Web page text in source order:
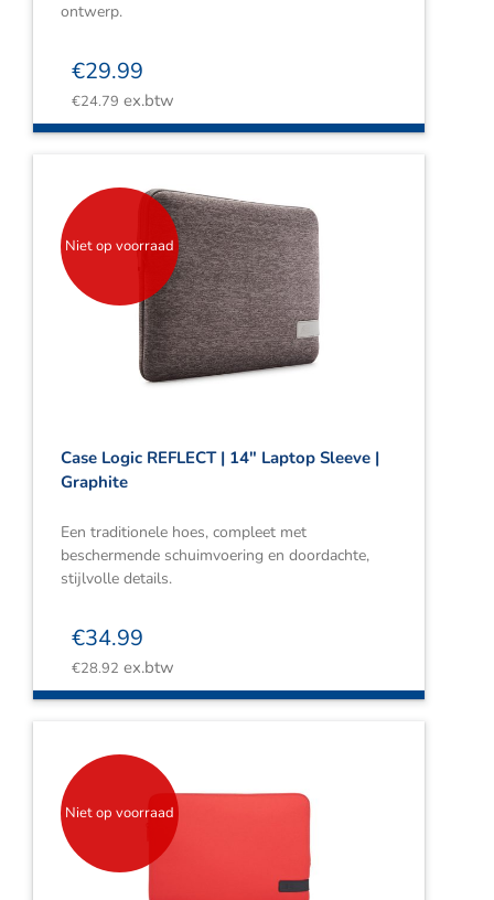
ontwerp.
€29.99
€24.79 ex.btw
Niet op voorraad
Case Logic REFLECT | 14″ Laptop Sleeve |
Graphite
Een traditionele hoes, compleet met
beschermende schuimvoering en doordachte,
stijlvolle details.
€34.99
€28.92 ex.btw
Niet op voorraad